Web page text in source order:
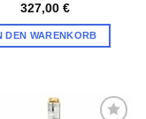
327,00 €
DEN WARENKORB